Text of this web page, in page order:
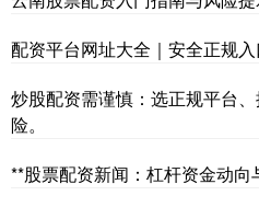
配资平台网址大全｜安全正规入
炒股配资需谨慎：选正规平台
险。
**股票配资新闻：杠杆资金动向